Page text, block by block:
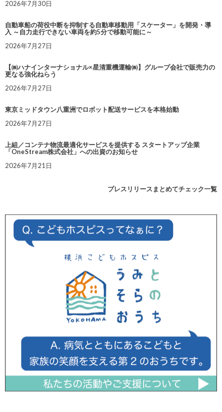
2026年7月30日
自動車船の荷役中断を抑制する自動車移動用「スケーター」を開発・導
入 ～自力走行できない車両を約5分で移動可能に～
2026年7月27日
【㈱ハナインターナショナル×星清重機運輸㈱】グループ会社で販売力の
更なる強化ねらう
2026年7月27日
東京ミッドタウン八重洲でロボット配送サービスを本格始動
2026年7月27日
上組／コンテナ物流最適化サービスを提供する スタートアップ企業
「OneStream株式会社」への出資のお知らせ
2026年7月21日
プレスリリースまとめてチェック一覧